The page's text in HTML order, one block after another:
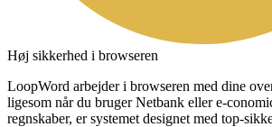
Høj sikkerhed i browseren
LoopWord arbejder i browseren med dine
ligesom når du bruger Netbank eller e-
regnskaber, er systemet designet med top-